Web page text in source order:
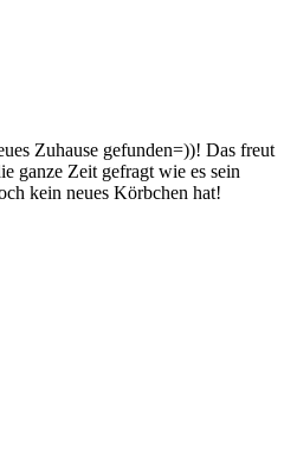
Zuhause gefunden=))! Das freut
ganze Zeit gefragt wie es sein
kein neues Körbchen hat!